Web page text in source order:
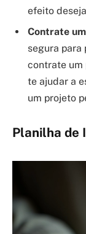
efeito
Contrate
segura para
contrate um
te ajudar a
um projeto
Planilha de